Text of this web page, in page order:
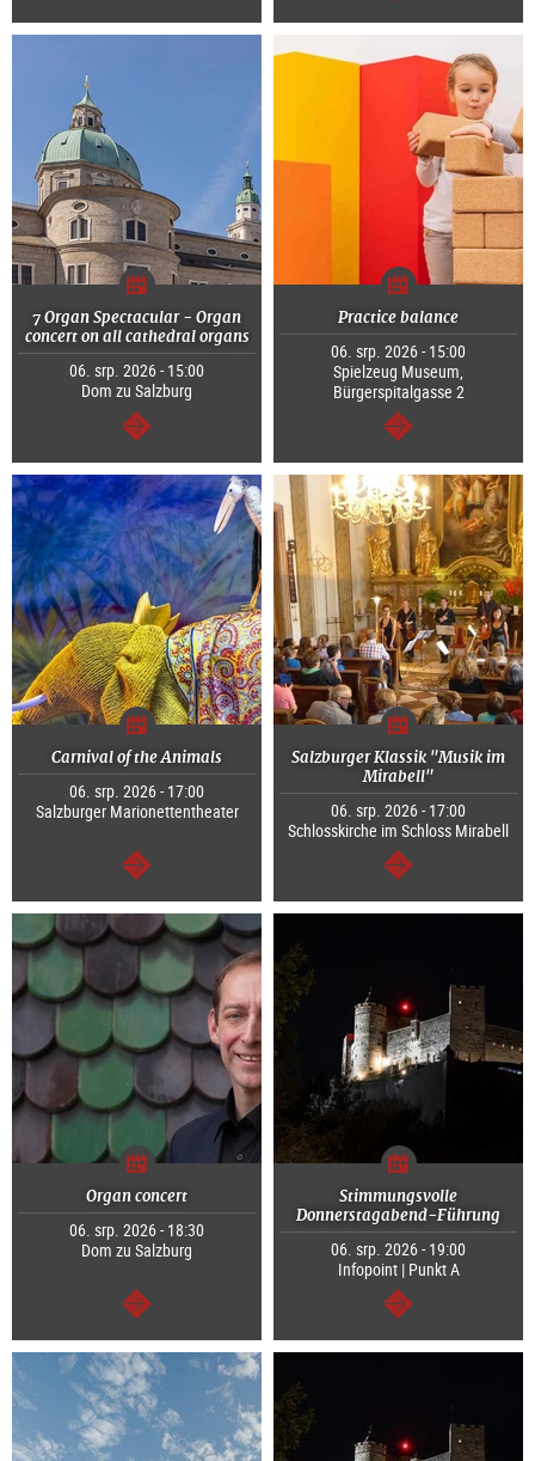
continue continue
7 Organ Spectacular - Organ
concert on all cathedral organs
06. srp. 2026 - 15:00
Dom zu Salzburg
continue
Practice balance
06. srp. 2026 - 15:00
Spielzeug Museum,
Bürgerspitalgasse 2
continue
Carnival of the Animals
06. srp. 2026 - 17:00
Salzburger Marionettentheater
continue
Salzburger Klassik "Musik im
Mirabell"
06. srp. 2026 - 17:00
Schlosskirche im Schloss Mirabell
continue
Organ concert
06. srp. 2026 - 18:30
Dom zu Salzburg
continue
Stimmungsvolle
Donnerstagabend-Führung
06. srp. 2026 - 19:00
Infopoint | Punkt A
continue